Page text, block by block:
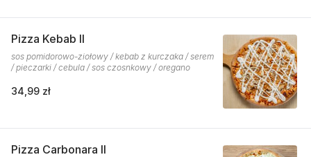
Pizza Kebab II
sos pomidorowo-ziołowy / kebab z kurczaka / serem
/ pieczarki / cebula / sos czosnkowy / oregano
34,99 zł
Pizza Carbonara II